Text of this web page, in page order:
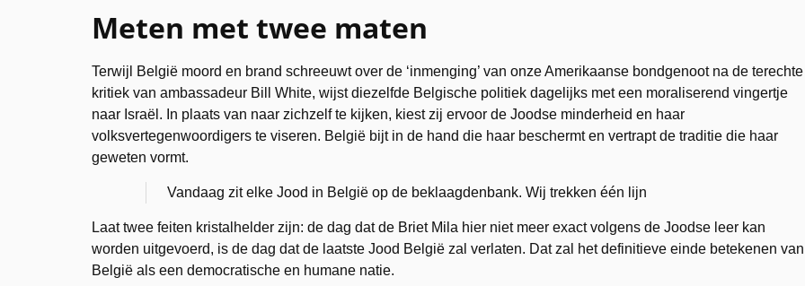
Meten met twee maten
Terwijl België moord en brand schreeuwt over de ‘inmenging’ van onze Amerikaanse bondgenoot na de terechte
kritiek van ambassadeur Bill White, wijst diezelfde Belgische politiek dagelijks met een moraliserend vingertje
naar Israël. In plaats van naar zichzelf te kijken, kiest zij ervoor de Joodse minderheid en haar
volksvertegenwoordigers te viseren. België bijt in de hand die haar beschermt en vertrapt de traditie die haar
geweten vormt.
Vandaag zit elke Jood in België op de beklaagdenbank. Wij trekken één lijn
Laat twee feiten kristalhelder zijn: de dag dat de Briet Mila hier niet meer exact volgens de Joodse leer kan
worden uitgevoerd, is de dag dat de laatste Jood België zal verlaten. Dat zal het definitieve einde betekenen van
België als een democratische en humane natie.